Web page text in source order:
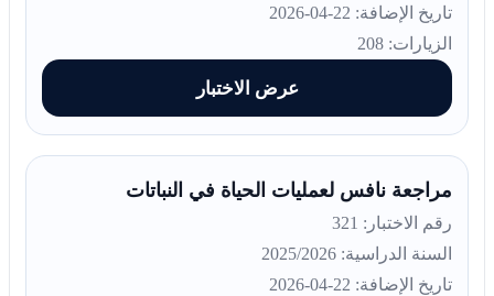
تاريخ الإضافة: 22-04-2026
الزيارات: 208
عرض الاختبار
مراجعة نافس لعمليات الحياة في النباتات
رقم الاختبار: 321
السنة الدراسية: 2025/2026
تاريخ الإضافة: 22-04-2026